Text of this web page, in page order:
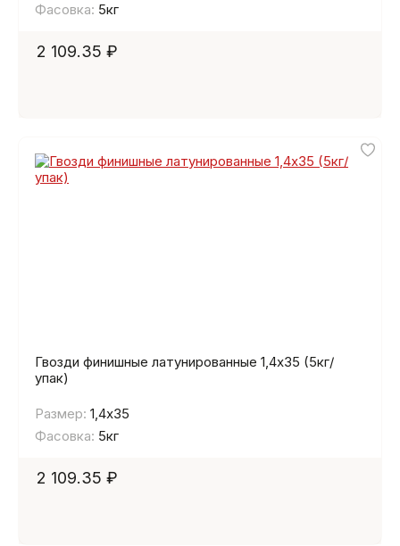
Фасовка: 5кг
2 109.35 ₽
Гвозди финишные латунированные 1,4х35 (5кг/
упак)
Размер: 1,4х35
Фасовка: 5кг
2 109.35 ₽